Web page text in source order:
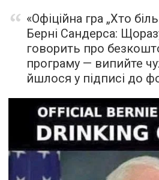
«Офіційна гра „Хто
Берні Сандерса:
говорить про
програму — випийте
йшлося у підписі до